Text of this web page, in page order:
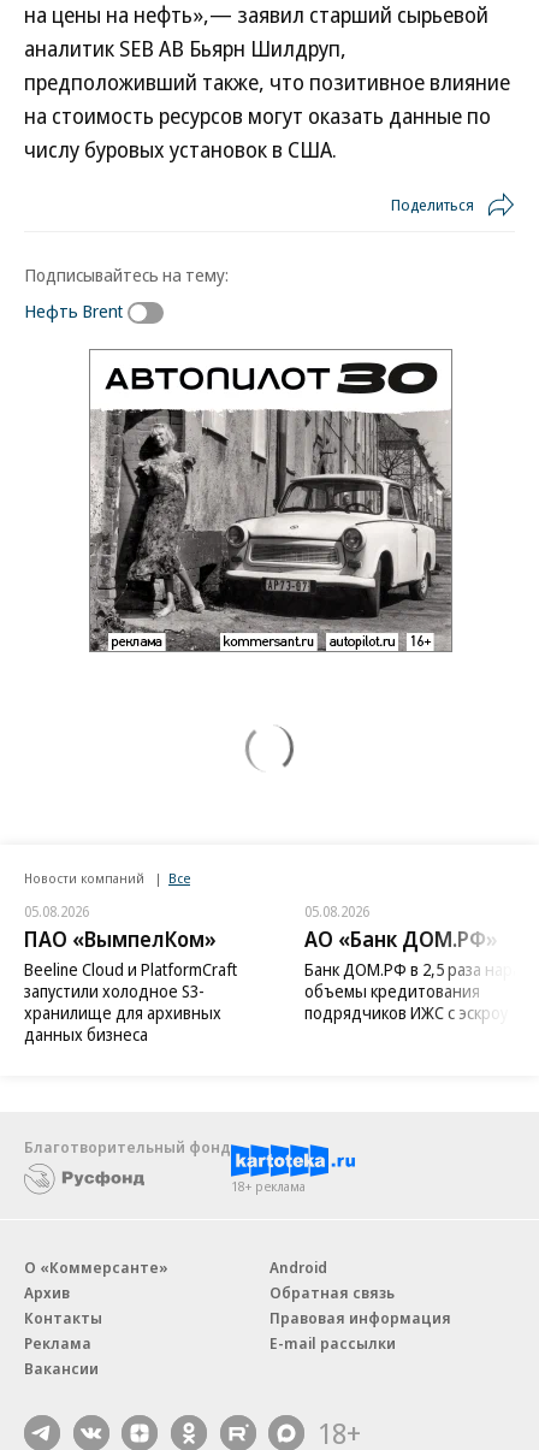
на цены на нефть»,— заявил старший сырьевой
аналитик SEB AB Бьярн Шилдруп,
предположивший также, что позитивное влияние
на стоимость ресурсов могут оказать данные по
числу буровых установок в США.
Поделиться
Подписывайтесь на тему:
Нефть Brent
Новости компаний Все
05.08.2026
ПАО «ВымпелКом»
Beeline Cloud и PlatformCraft
запустили холодное S3-
хранилище для архивных
данных бизнеса
05.08.2026
АО «Банк ДОМ.РФ»
Банк ДОМ.РФ в 2,5 раза
объемы кредитования
подрядчиков ИЖС с эскроу
Благотворительный фонд
18+ реклама
О «Коммерсанте»
Архив
Контакты
Реклама
Вакансии
Android
Обратная связь
Правовая информация
E-mail рассылки
18+